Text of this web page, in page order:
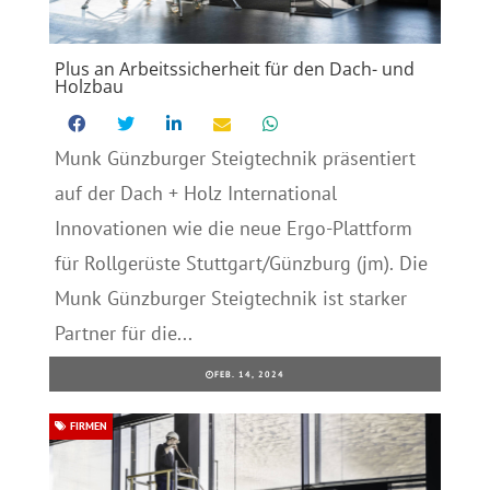
Plus an Arbeitssicherheit für den Dach- und
Holzbau
Munk Günzburger Steigtechnik präsentiert
auf der Dach + Holz International
Innovationen wie die neue Ergo-Plattform
für Rollgerüste Stuttgart/Günzburg (jm). Die
Munk Günzburger Steigtechnik ist starker
Partner für die...
FEB. 14, 2024
FIRMEN